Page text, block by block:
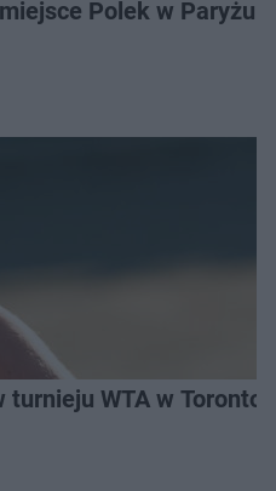
Polek w Paryżu
turnieju WTA w